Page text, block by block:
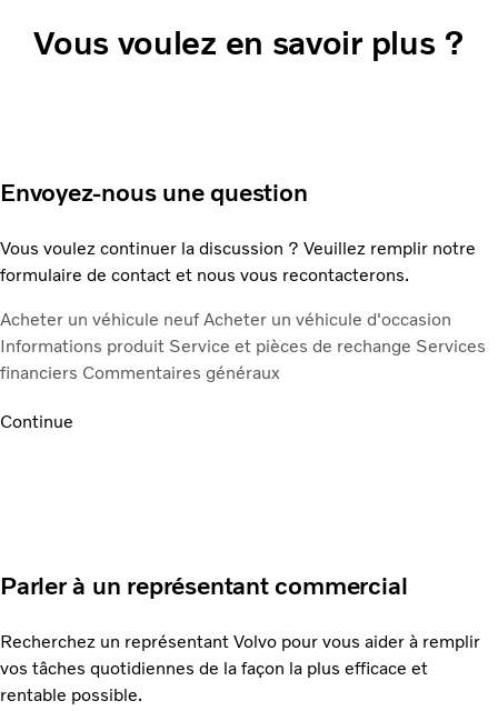
Vous voulez en savoir plus ?
Envoyez-nous une question
Vous voulez continuer la discussion ? Veuillez remplir notre
formulaire de contact et nous vous recontacterons.
Acheter un véhicule neufAcheter un véhicule d'occasion
Informations produit Service et pièces de rechange Services
financiers Commentaires généraux
Continue
Parler à un représentant commercial
Recherchez un représentant Volvo pour vous aider à remplir
vos tâches quotidiennes de la façon la plus efficace et
rentable possible.